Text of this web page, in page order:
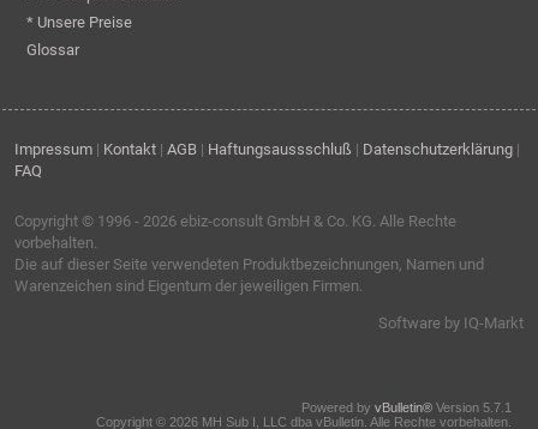
* Unsere Preise
Glossar
Impressum | Kontakt | AGB | Haftungsaussschluß | Datenschutzerklärung |
FAQ
Copyright © 1996 - 2026 ebiz-consult GmbH & Co. KG . Alle Rechte
vorbehalten.
Die auf dieser Seite verwendeten Produktbezeichnungen, Namen und
Warenzeichen sind Eigentum der jeweiligen Firmen.
Software by IQ-Markt
Powered by vBulletin® Version 5.7.1
Copyright © 2026 MH Sub I, LLC dba vBulletin. Alle Rechte vorbehalten.